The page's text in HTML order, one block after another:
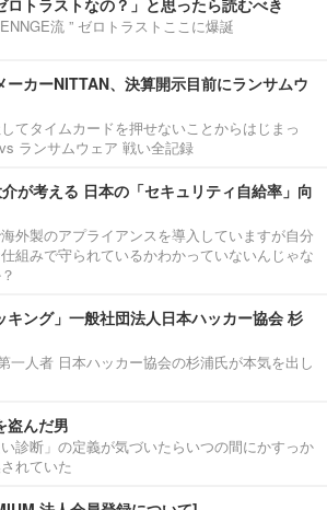
ロトラストなの？」と思ったら読むべき
流 ” ゼロトラストここに爆誕
ーカーNITTAN、決算開示目前にランサムウ
てタイムカードを押せないことからはじまっ
ランサムウェア 戦い全記録
が考える 日本の「セキュリティ自給率」向
外製のアプライアンスを導入していますが自分
組みで守られているかわかっていないんじゃな
キング」一般社団法人日本ハッカー協会 杉
一人者 日本ハッカー協会の杉浦氏が本気を出し
盗んだ男
診断」の定義が気づいたらいつの間にかすっか
れていた